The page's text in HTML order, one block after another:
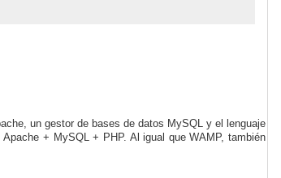
un gestor de bases de datos MySQL y el lenguaje
+ MySQL + PHP. Al igual que WAMP, también